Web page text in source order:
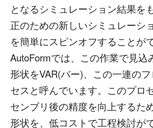
となるシミュレーション結果を
正のための新しいシミュレーシ
を簡単にスピンオフすることが
AutoFormでは、この作業で見込
形状をVAR(バー)、この一連の
セスと呼んでいます。このプロ
センブリ後の精度を向上するた
形状を、低コストで工程検討が